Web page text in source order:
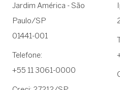
Jardim América - São
Paulo/SP
01441-001
Telefone:
+55 11 3061-0000